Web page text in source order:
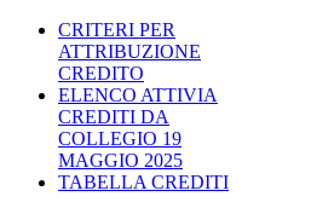
CRITERI PER
ATTRIBUZIONE
CREDITO
ELENCO ATTIVIA
CREDITI DA
COLLEGIO 19
MAGGIO 2025
TABELLA CREDITI